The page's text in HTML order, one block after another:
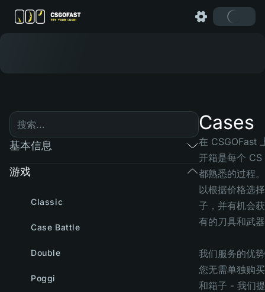
基本信息
游戏
Classic
Case Battle
Double
Poggi
Cases
在 CSGOFast
开箱是每个 CS
都熟悉的过程
以根据价格选
子，并有机会
有的刀具和武
我们服务的优
您无需单独购
和箱子 - 我们